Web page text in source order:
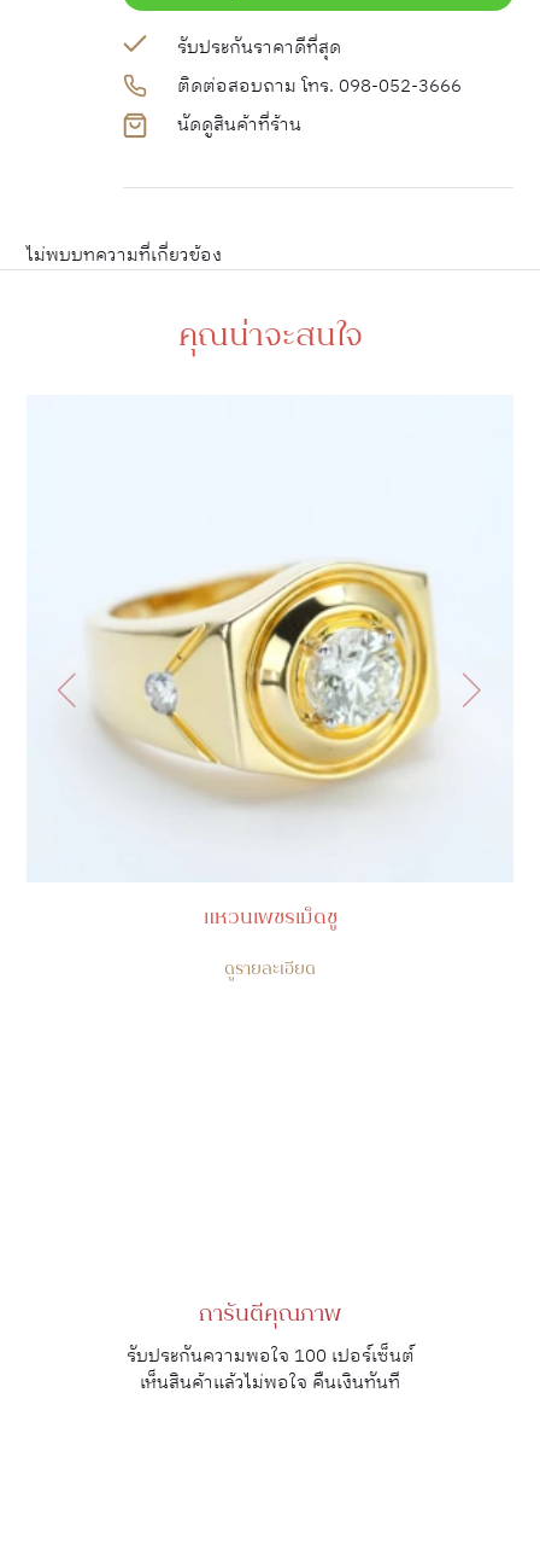
รับประกันราคาดีที่สุด
ติดต่อสอบถาม โทร. 098-052-3666
นัดดูสินค้าที่ร้าน
ไม่พบบทความที่เกี่ยวข้อง
คุณน่าจะสนใจ
แหวนเพชรเม็ดชู
ดูรายละเอียด
การันตีคุณภาพ
รับประกันความพอใจ 100 เปอร์เซ็นต์
เห็นสินค้าแล้วไม่พอใจ คืนเงินทันที